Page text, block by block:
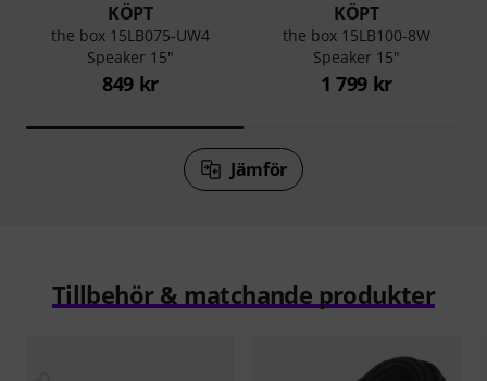
KÖPT
the box 15LB075-UW4
Speaker 15"
849 kr
KÖPT
the box 15LB100-8W
Speaker 15"
1 799 kr
Jämför
Tillbehör & matchande produkter